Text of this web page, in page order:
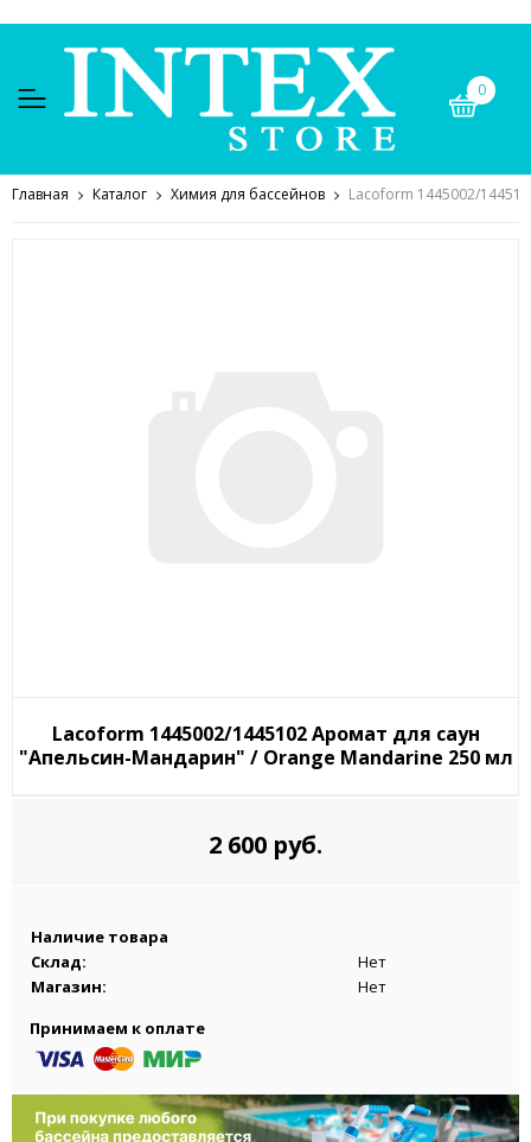
0
Главная Каталог Химия для бассейнов Lacoform 1445002/
Lacoform 1445002/1445102 Аромат для саун
"Апельсин-Мандарин" / Orange Mandarine 250 мл
2 600 руб.
Наличие товара
Склад:
Нет
Магазин:
Нет
Принимаем к оплате